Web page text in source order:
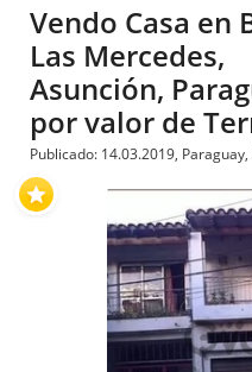
Vendo Casa en
Las Mercedes,
Asunción,
por valor de
Publicado: 14.03.2019,